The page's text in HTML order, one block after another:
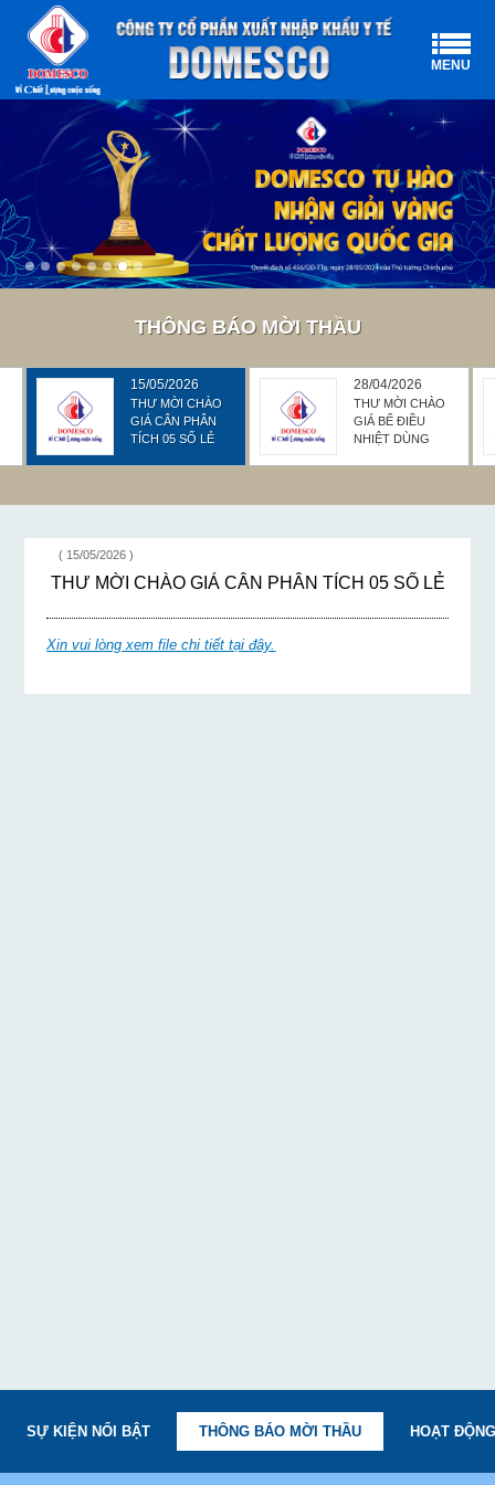
MENU
THÔNG BÁO MỜI THẦU
15/05/2026
THƯ MỜI CHÀO
GIÁ CÂN PHÂN
TÍCH 05 SỐ LẺ
28/04/2026
THƯ MỜI CHÀO
GIÁ BỂ ĐIỀU
NHIỆT DÙNG
QUẢN VÀ GIÁ GIỮ
( 15/05/2026 )
THƯ MỜI CHÀO GIÁ CÂN PHÂN TÍCH 05 SỐ LẺ
Xin vui lòng xem file chi tiết tại đây.
SỰ KIỆN NỔI BẬT THÔNG BÁO MỜI THẦU HOẠT